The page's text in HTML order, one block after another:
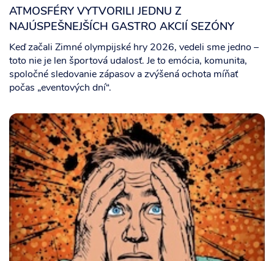
ATMOSFÉRY VYTVORILI JEDNU Z
NAJÚSPEŠNEJŠÍCH GASTRO AKCIÍ SEZÓNY
Keď začali Zimné olympijské hry 2026, vedeli sme jedno –
toto nie je len športová udalosť. Je to emócia, komunita,
spoločné sledovanie zápasov a zvýšená ochota míňať
počas „eventových dní“.